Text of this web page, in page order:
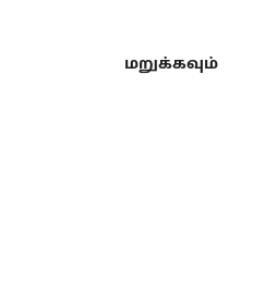
மறுக்கவும்